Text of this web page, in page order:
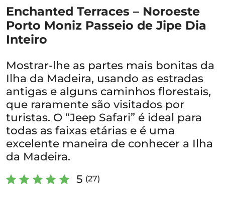
Enchanted Terraces – Noroeste
Porto Moniz Passeio de Jipe Dia
Inteiro
Mostrar-lhe as partes mais bonitas da
Ilha da Madeira, usando as estradas
antigas e alguns caminhos florestais,
que raramente são visitados por
turistas. O “Jeep Safari” é ideal para
todas as faixas etárias e é uma
excelente maneira de conhecer a Ilha
da Madeira.
5 (27)